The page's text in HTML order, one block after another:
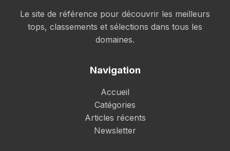
Le site de référence pour découvrir les meilleurs
tops, classements et sélections dans tous les
domaines.
Navigation
Accueil
Catégories
Articles récents
Newsletter